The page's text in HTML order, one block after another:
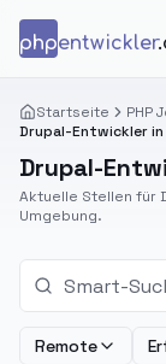
phpentwickler
Startseite PHP
Drupal-Entwickler in
Drupal-
Aktuelle Stellen für
Umgebung.
Remote